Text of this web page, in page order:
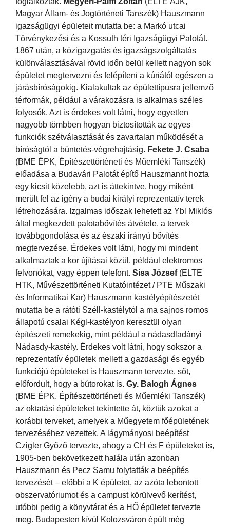
Magyar Állam- és Jogtörténeti Tanszék) Hauszmann
igazságügyi épületeit mutatta be: a Markó utcai
Törvénykezési és a Kossuth téri Igazságügyi Palotát.
1867 után, a közigazgatás és igazságszolgáltatás
különválasztásával rövid időn belül kellett nagyon sok
épületet megtervezni és felépíteni a kúriától egészen a
járásbíróságokig. Kialakultak az épülettípusra jellemző
térformák, például a várakozásra is alkalmas széles
folyosók. Azt is érdekes volt látni, hogy egyetlen
nagyobb tömbben hogyan biztosították az egyes
funkciók szétválasztását és zavartalan működését a
bíróságtól a büntetés-végrehajtásig. Fekete J. Csaba
(BME ÉPK, Építészettörténeti és Műemléki Tanszék)
előadása a Budavári Palotát építő Hauszmannt hozta
egy kicsit közelebb, azt is áttekintve, hogy miként
merült fel az igény a budai királyi reprezentatív terek
létrehozására. Izgalmas időszak lehetett az Ybl Miklós
által megkezdett palotabővítés átvétele, a tervek
továbbgondolása és az északi irányú bővítés
megtervezése. Érdekes volt látni, hogy mi mindent
alkalmaztak a kor újításai közül, például elektromos
felvonókat, vagy éppen telefont. Sisa József(ELTE
HTK, Művészettörténeti Kutatóintézet / PTE Műszaki
és Informatikai Kar) Hauszmann kastélyépítészetét
mutatta be a rátóti Széll-kastélytól a ma sajnos romos
állapotú csalai Kégl-kastélyon keresztül olyan
építészeti remekekig, mint például a nádasdladányi
Nádasdy-kastély. Érdekes volt látni, hogy sokszor a
reprezentatív épületek mellett a gazdasági és egyéb
funkciójú épületeket is Hauszmann tervezte, sőt,
előfordult, hogy a bútorokat is. Gy. Balogh Ágnes
(BME ÉPK, Építészettörténeti és Műemléki Tanszék)
az oktatási épületeket tekintette át, köztük azokat a
korábbi terveket, amelyek a Műegyetem főépületének
tervezéséhez vezettek. A lágymányosi beépítést
Czigler Győző tervezte, ahogy a CH és F épületeket is,
1905-ben bekövetkezett halála után azonban
Hauszmann és Pecz Samu folytatták a beépítés
tervezését – előbbi a K épületet, az azóta lebontott
obszervatóriumot és a campust körülvevő kerítést,
utóbbi pedig a könyvtárat és a HŐ épületet tervezte
meg. Budapesten kívül Kolozsváron épült még